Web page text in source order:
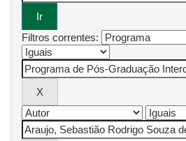
Filtros correntes: